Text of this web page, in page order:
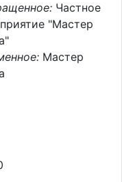
Частное
"Мастер
Мастер